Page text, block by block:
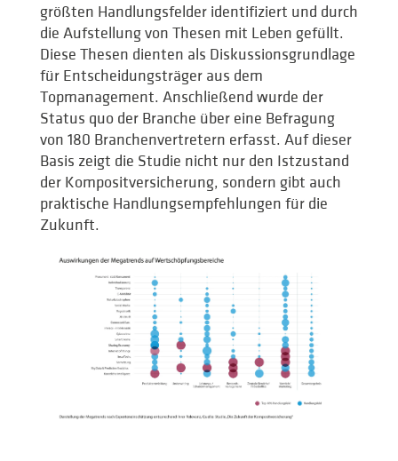
größten Handlungsfelder identifiziert und durch
die Aufstellung von Thesen mit Leben gefüllt.
Diese Thesen dienten als Diskussionsgrundlage
für Entscheidungsträger aus dem
Topmanagement. Anschließend wurde der
Status quo der Branche über eine Befragung
von 180 Branchenvertretern erfasst. Auf dieser
Basis zeigt die Studie nicht nur den Istzustand
der Kompositversicherung, sondern gibt auch
praktische Handlungsempfehlungen für die
Zukunft.